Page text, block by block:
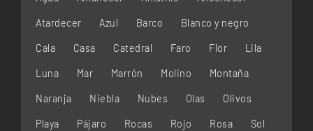
Atardecer Azul Barco Blanco y negro
Cala Casa Catedral Faro Flor Lila
Luna Mar Marrón Molino Montaña
Naranja Niebla Nubes Olas Olivos
Playa Pájaro Rocas Rojo Rosa Sol